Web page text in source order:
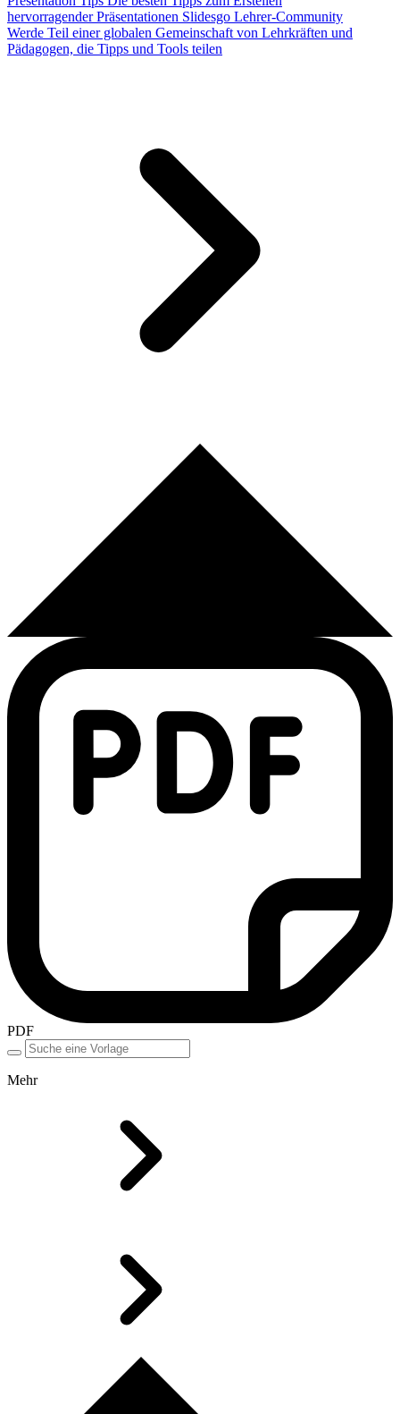
hervorragender Präsentationen Slidesgo Lehrer-Community
Werde Teil einer globalen Gemeinschaft von Lehrkräften und
Pädagogen, die Tipps und Tools teilen
PDF
Mehr